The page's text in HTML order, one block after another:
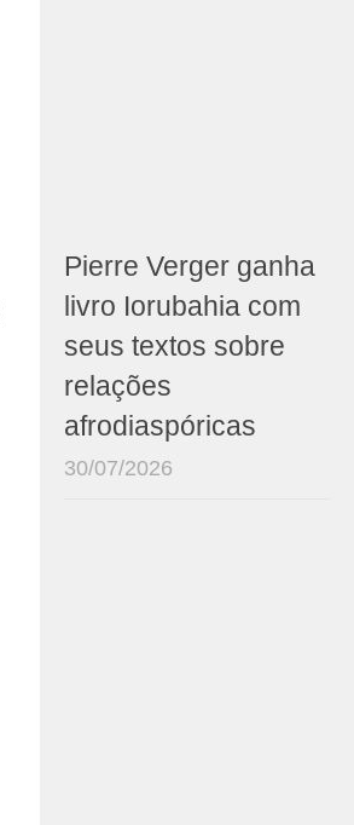
Pierre Verger ganha
livro Iorubahia com
seus textos sobre
relações
afrodiaspóricas
30/07/2026